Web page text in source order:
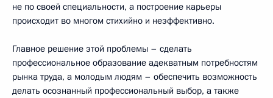
не по своей специальности, а построение карьеры
происходит во многом стихийно и неэффективно.
Главное решение этой проблемы – сделать
профессиональное образование адекватным потребностям
рынка труда, а молодым людям – обеспечить возможность
делать осознанный профессиональный выбор, а также